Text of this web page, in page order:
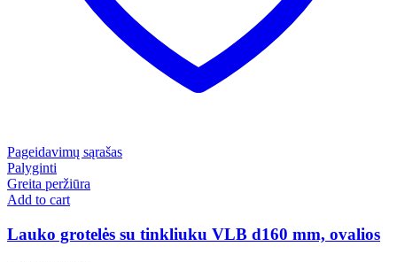
Pageidavimų sąrašas
Palyginti
Greita peržiūra
Add to cart
Lauko grotelės su tinkliuku VLB d160 mm, ovalios